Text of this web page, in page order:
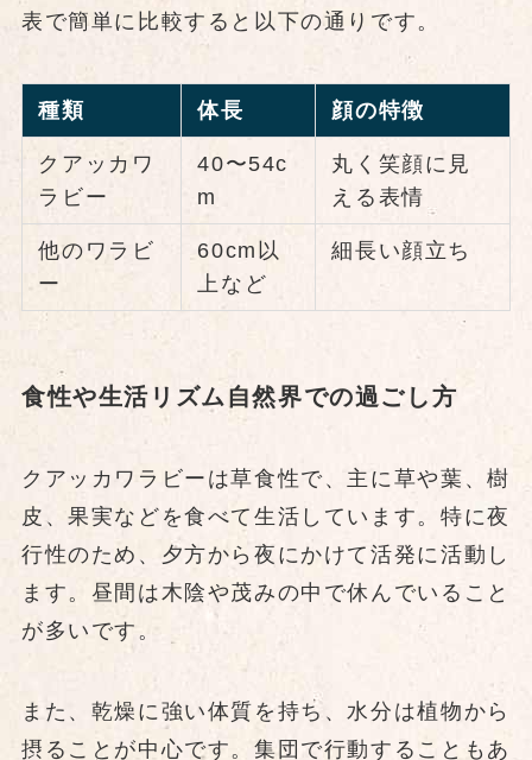
表で簡単に比較すると以下の通りです。
種類 体長 顔の特徴
クアッカワ
ラビー
40〜54c
m
丸く笑顔に見
える表情
他のワラビ
ー
60cm以
上など
細長い顔立ち
食性や生活リズム自然界での過ごし方
クアッカワラビーは草食性で、主に草や葉、樹
皮、果実などを食べて生活しています。特に夜
行性のため、夕方から夜にかけて活発に活動し
ます。昼間は木陰や茂みの中で休んでいること
が多いです。
また、乾燥に強い体質を持ち、水分は植物から
摂ることが中心です。集団で行動することもあ